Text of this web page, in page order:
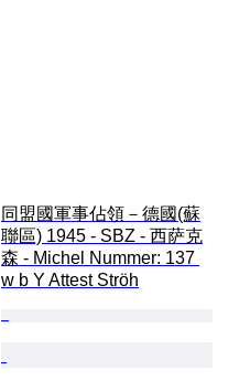
同盟國軍事佔領－德國(蘇
聯區) 1945 - SBZ - 西萨克
森 - Michel Nummer: 137
w b Y Attest Ströh